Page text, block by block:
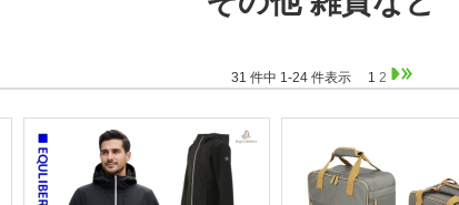
31 件中 1-24 件表示 1 2